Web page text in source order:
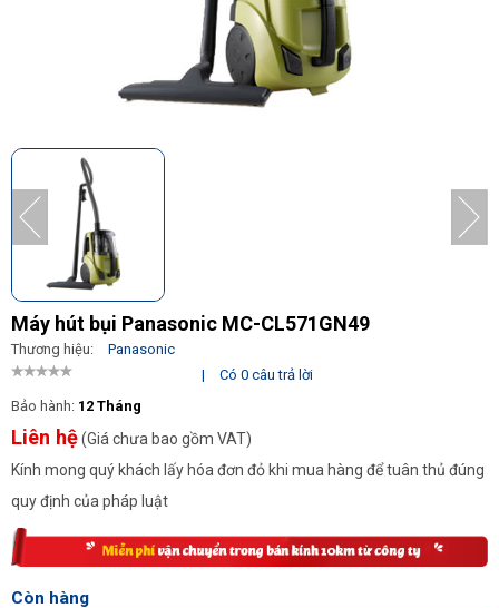
Máy hút bụi Panasonic MC-CL571GN49
Thương hiệu:
Panasonic
|
Có 0 câu trả lời
Bảo hành: 12 Tháng
Liên hệ(Giá chưa bao gồm VAT)
Kính mong quý khách lấy hóa đơn đỏ khi mua hàng để tuân thủ đúng
quy định của pháp luật
Còn hàng